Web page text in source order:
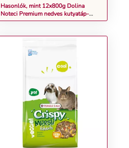
Hasonlók, mint 12x800g Dolina
Noteci Premium nedves kutyatáp-
Nyúl & áfonya